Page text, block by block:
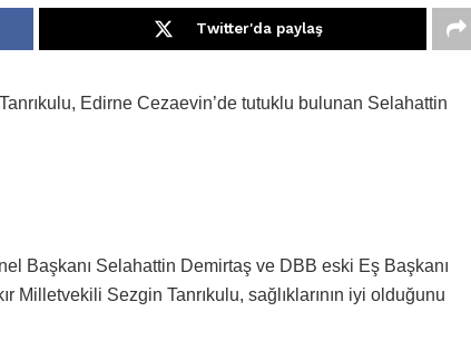
Twitter'da paylaş
Edirne Cezaevin’de tutuklu bulunan Selahattin
Başkanı Selahattin Demirtaş ve DBB eski Eş Başkanı
Milletvekili Sezgin Tanrıkulu, sağlıklarının iyi olduğunu